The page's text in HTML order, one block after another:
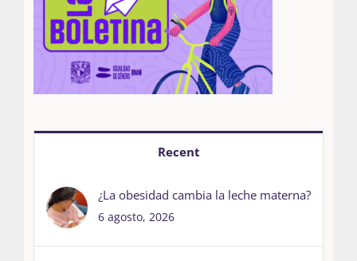
Recent
¿La obesidad cambia la leche materna?
6 agosto, 2026